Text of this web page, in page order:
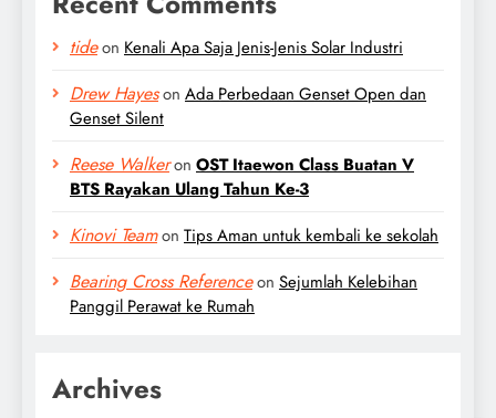
tideon Kenali Apa Saja Jenis-Jenis Solar Industri
Drew Hayeson Ada Perbedaan Genset Open dan
Genset Silent
Reese Walkeron OST Itaewon Class Buatan V
BTS Rayakan Ulang Tahun Ke-3
Kinovi Teamon Tips Aman untuk kembali ke sekolah
Bearing Cross Referenceon Sejumlah Kelebihan
Panggil Perawat ke Rumah
Archives